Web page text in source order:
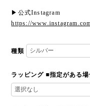
▶︎公式Instagram
https://
種類
ラッピング ■指定がある